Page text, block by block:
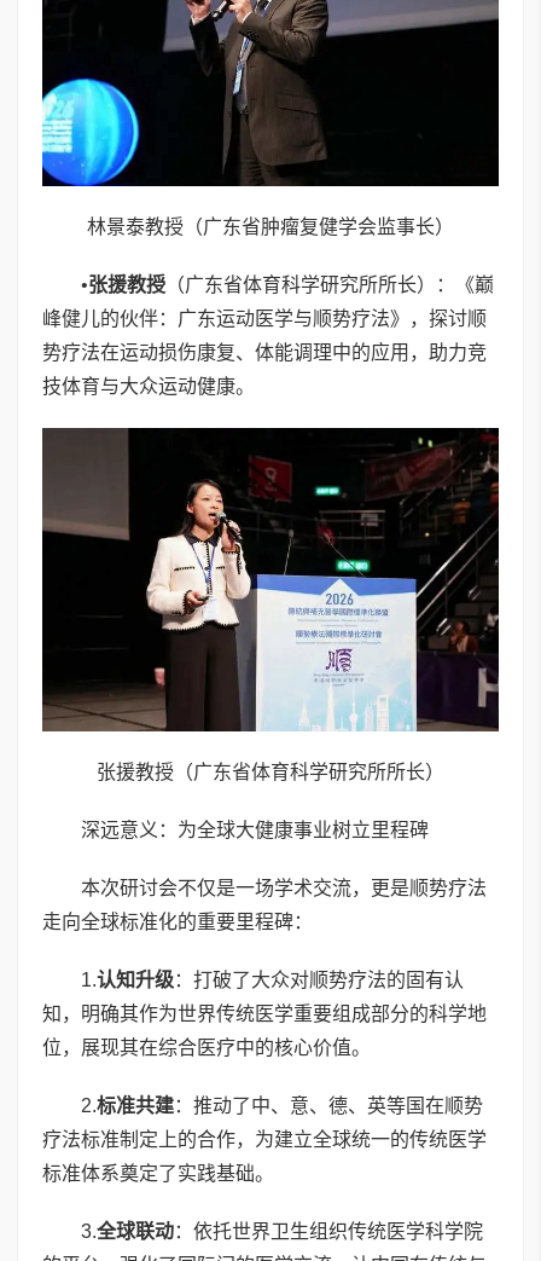
林景泰教授（广东省肿瘤复健学会监事长）
•张援教授 （广东省体育科学研究所所长）：《巅
峰健儿的伙伴：广东运动医学与顺势疗法》，探讨顺
势疗法在运动损伤康复、体能调理中的应用，助力竞
技体育与大众运动健康。
张援教授（广东省体育科学研究所所长）
深远意义：为全球大健康事业树立里程碑
本次研讨会不仅是一场学术交流，更是顺势疗法
走向全球标准化的重要里程碑：
1.认知升级：打破了大众对顺势疗法的固有认
知，明确其作为世界传统医学重要组成部分的科学地
位，展现其在综合医疗中的核心价值。
2.标准共建：推动了中、意、德、英等国在顺势
疗法标准制定上的合作，为建立全球统一的传统医学
标准体系奠定了实践基础。
3.全球联动：依托世界卫生组织传统医学科学院